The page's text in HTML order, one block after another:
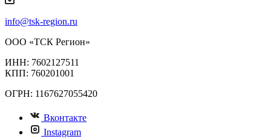
info@tsk-region.ru
ООО «ТСК Регион»
ИНН: 7602127511
КПП: 760201001
ОГРН: 1167627055420
Вконтакте
Instagram